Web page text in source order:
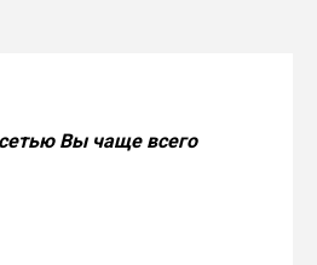
Вы чаще всего